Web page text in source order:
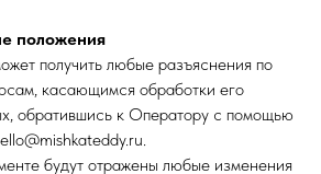
положения
получить любые разъяснения по
касающимся обработки его
обратившись к Оператору с помощью
будут отражены любые изменения